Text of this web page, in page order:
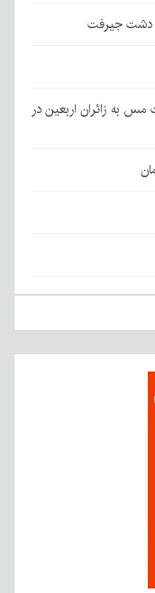
دشت جیرفت
به زائران اربعین در